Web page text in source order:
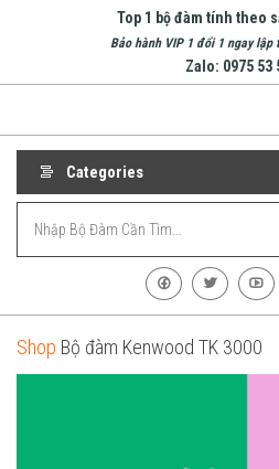
Top 1 bộ đàm tính theo
Bảo hành VIP 1 đổi 1 ngay lập
Zalo: 0975 53
Đàm
Nha
Trang
Đàm
Cầm
đầu về
đàm
Nha
Categories
Shop Bộ đàm Kenwood TK 3000